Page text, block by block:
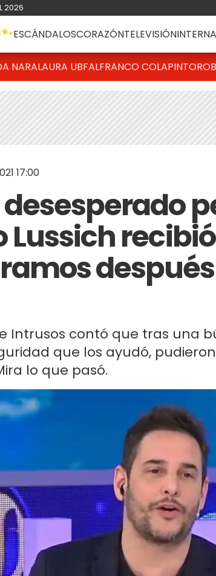
2026
ESCÁNDALOSCORAZÓNTELEVISIÓN
NARALAURA UBFALFRANCO COLAPINTO
17:00
desesperado
Lussich
Intrusos contó que tras una
que los ayudó,
lo que pasó.